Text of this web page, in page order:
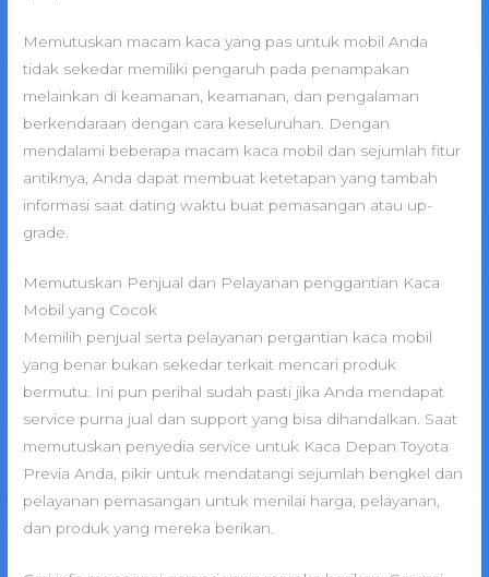
Memutuskan macam kaca yang pas untuk mobil Anda
tidak sekedar memiliki pengaruh pada penampakan
melainkan di keamanan, keamanan, dan pengalaman
berkendaraan dengan cara keseluruhan. Dengan
mendalami beberapa macam kaca mobil dan sejumlah fitur
antiknya, Anda dapat membuat ketetapan yang tambah
informasi saat dating waktu buat pemasangan atau up-
grade.
Memutuskan Penjual dan Pelayanan penggantian Kaca
Mobil yang Cocok
Memilih penjual serta pelayanan pergantian kaca mobil
yang benar bukan sekedar terkait mencari produk
bermutu. Ini pun perihal sudah pasti jika Anda mendapat
service purna jual dan support yang bisa dihandalkan. Saat
memutuskan penyedia service untuk Kaca Depan Toyota
Previa Anda, pikir untuk mendatangi sejumlah bengkel dan
pelayanan pemasangan untuk menilai harga, pelayanan,
dan produk yang mereka berikan.